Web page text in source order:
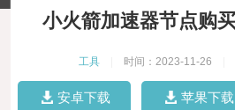
小火箭加速器节点购
工具 时间：2023-11-26
安卓下载 苹果下载